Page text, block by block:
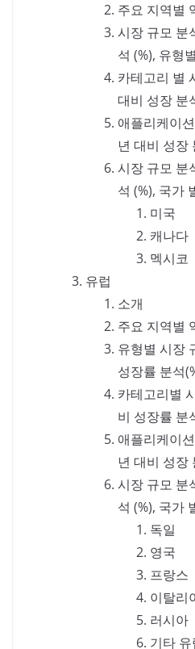
주요 지역별
시장 규모 분
석 (%), 유형별
카테고리 별
대비 성장 분
애플리케이
년 대비 성장
시장 규모 분
석 (%), 국가
미국
캐나다
멕시코
유럽
소개
주요 지역별
유형별 시장
성장률 분석
카테고리별
비 성장률 분
애플리케이
년 대비 성장
시장 규모 분
석 (%), 국가
독일
영국
프랑스
이탈리
러시아
기타 유